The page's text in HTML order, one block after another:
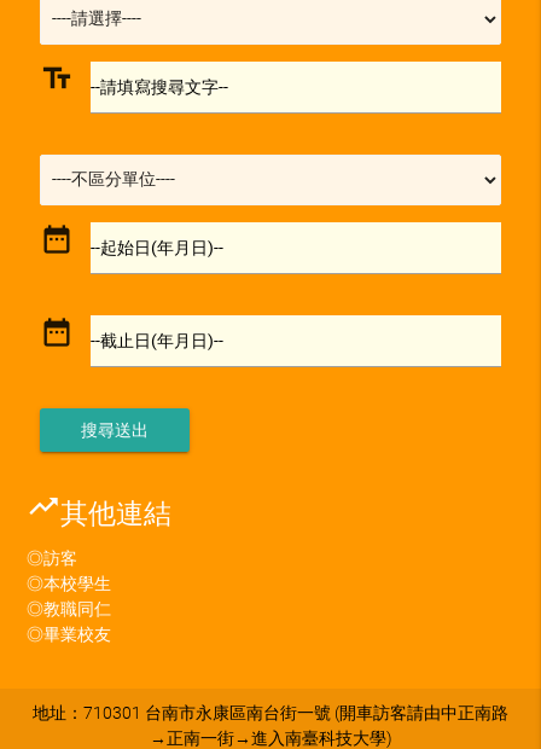
text_fields --請填寫搜尋文字--
date_range --起始日(年月日)--
date_range --截止日(年月日)--
trending_up其他連結
◎訪客
◎本校學生
◎教職同仁
◎畢業校友
地址：710301 台南市永康區南台街一號 (開車訪客請由中正南路
→正南一街→進入南臺科技大學)